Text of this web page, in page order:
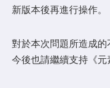
新版本後再進行操作。
對於本次問題所造成的
今後也請繼續支持《元